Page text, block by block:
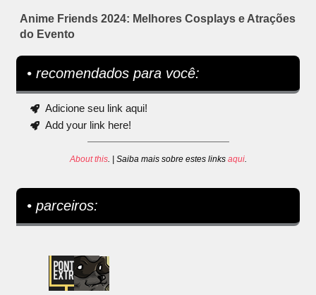
Anime Friends 2024: Melhores Cosplays e Atrações
do Evento
• recomendados para você:
Adicione seu link aqui!
Add your link here!
About this. | Saiba mais sobre estes links aqui.
• parceiros: